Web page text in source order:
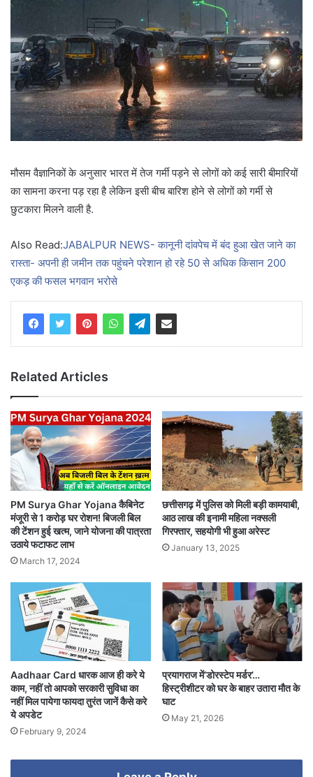
मौसम वैज्ञानिकों के अनुसार भारत में तेज गर्मी पड़ने से लोगों को कई सारी बीमारियों
का सामना करना पड़ रहा है लेकिन इसी बीच बारिश होने से लोगों को गर्मी से
छुटकारा मिलने वाली है.
Also Read:JABALPUR NEWS- कानूनी दांवपेच में बंद हुआ खेत जाने का
रास्ता- अपनी ही जमीन तक पहुंचने परेशान हो रहे 50 से अधिक किसान 200
एकड़ की फसल भगवान भरोसे
Related Articles
PM Surya Ghar Yojana कैबिनेट
मंजूरी से 1 करोड़ घर रोशन! बिजली बिल
की टेंशन हुई खत्म, जाने योजना की पात्रता
उठाये फटाफट लाभ
March 17, 2024
छत्तीसगढ़ में पुलिस को मिली बड़ी कामयाबी,
आठ लाख की इनामी महिला नक्सली
गिरफ्तार, सहयोगी भी हुआ अरेस्ट
January 13, 2025
Aadhaar Card धारक आज ही करे ये
काम, नहीं तो आपको सरकारी सुविधा का
नहीं मिल पायेगा फायदा तुरंत जानें कैसे करे
ये अपडेट
February 9, 2024
प्रयागराज में‘डोरस्टेप मर्डर’…
हिस्ट्रीशीटर को घर के बाहर उतारा मौत के
घाट
May 21, 2026